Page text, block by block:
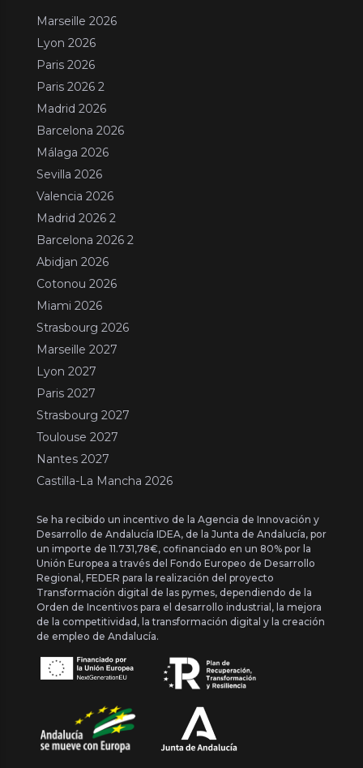
Marseille 2026
Lyon 2026
Paris 2026
Paris 2026 2
Madrid 2026
Barcelona 2026
Málaga 2026
Sevilla 2026
Valencia 2026
Madrid 2026 2
Barcelona 2026 2
Abidjan 2026
Cotonou 2026
Miami 2026
Strasbourg 2026
Marseille 2027
Lyon 2027
Paris 2027
Strasbourg 2027
Toulouse 2027
Nantes 2027
Castilla-La Mancha 2026
Se ha recibido un incentivo de la Agencia de Innovación y
Desarrollo de Andalucía IDEA, de la Junta de Andalucía, por
un importe de 11.731,78€, cofinanciado en un 80% por la
Unión Europea a través del Fondo Europeo de Desarrollo
Regional, FEDER para la realización del proyecto
Transformación digital de las pymes, dependiendo de la
Orden de Incentivos para el desarrollo industrial, la mejora
de la competitividad, la transformación digital y la creación
de empleo de Andalucía.